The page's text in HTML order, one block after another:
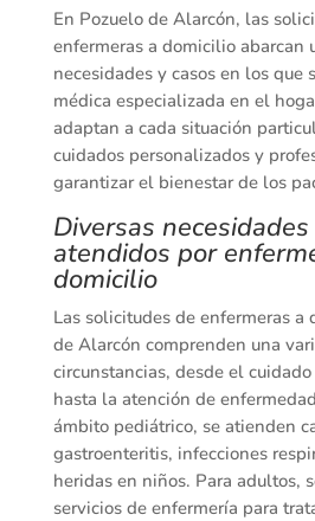
En Pozuelo de Alarcón, las
enfermeras a domicilio abarcan
necesidades y casos en los que
médica especializada en el
adaptan a cada situación
cuidados personalizados y
garantizar el bienestar de los
Diversas
atendidos por
domicilio
Las solicitudes de enfermeras a
de Alarcón comprenden una
circunstancias, desde el
hasta la atención de
ámbito pediátrico, se atienden
gastroenteritis, infecciones
heridas en niños. Para adultos,
servicios de enfermería para